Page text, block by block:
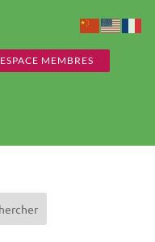
ESPACE MEMBRES